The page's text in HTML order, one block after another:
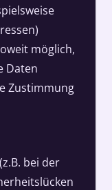
möglich,
Daten
Zustimmung
bei der